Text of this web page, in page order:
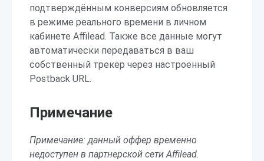
подтверждённым конверсиям обновляется
в режиме реального времени в личном
кабинете Affilead. Также все данные могут
автоматически передаваться в ваш
собственный трекер через настроенный
Postback URL.
Примечание
Примечание: данный оффер временно
недоступен в партнерской сети Affilead.